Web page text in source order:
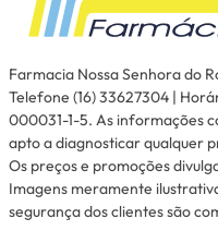
Farmacia Nossa Senhora do
Telefone (16) 33627304 |
000031-1-5. As informações
apto a diagnosticar qualquer
Os preços e promoções
Imagens meramente
segurança dos clientes são